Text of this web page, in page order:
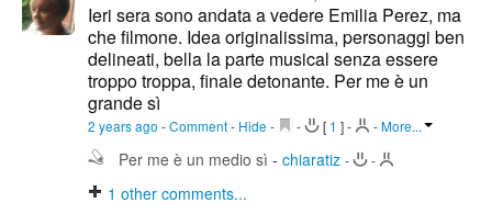
Ieri sera sono andata a vedere Emilia Perez, ma
che filmone. Idea originalissima, personaggi ben
delineati, bella la parte musical senza essere
troppo troppa, finale detonante. Per me è un
grande sì
2 years ago -Comment- Hide - - [ 1 ]- -More...
Per me è un medio sì - chiaratiz - -
1 other comments...